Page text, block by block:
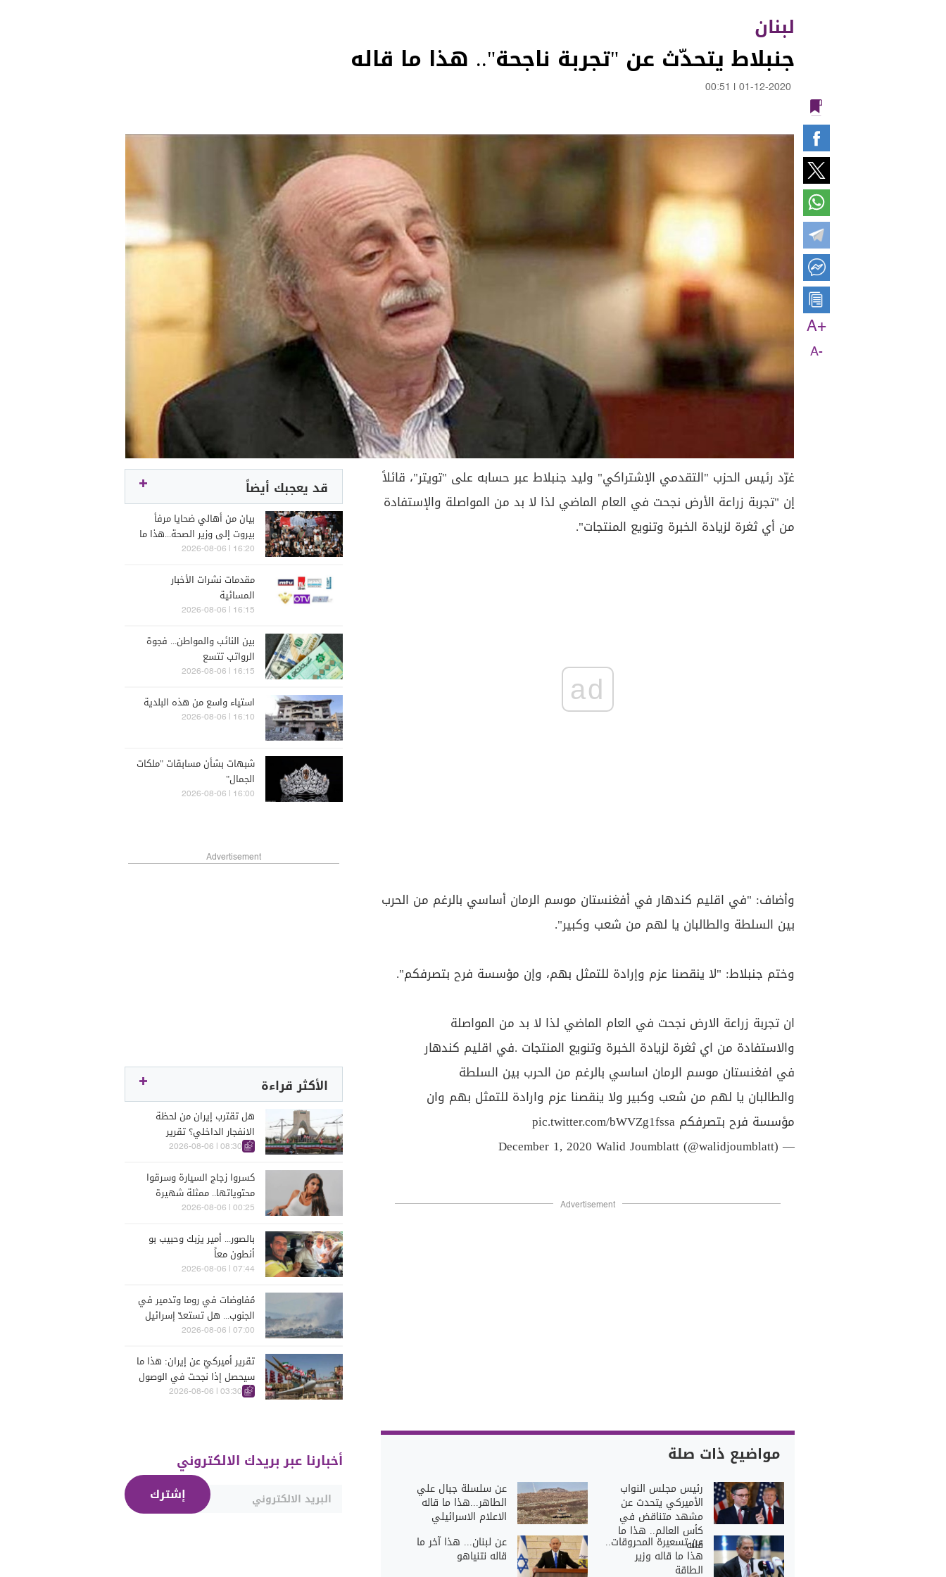
لبنان
جنبلاط يتحدّث عن "تجربة ناجحة".. هذا ما قاله
01-12-2020
00:51
A+
A-
غرّد رئيس الحزب "التقدمي الإشتراكي" وليد جنبلاط عبر حسابه على "تويتر"، قائلاً
إن "تجربة زراعة الأرض نجحت في العام الماضي لذا لا بد من المواصلة والإستفادة
من أي ثغرة لزيادة الخبرة وتنويع المنتجات".
ad
وأضاف: "في اقليم كندهار في أفغنستان موسم الرمان أساسي بالرغم من الحرب
بين السلطة والطالبان يا لهم من شعب وكبير".
وختم جنبلاط: "لا ينقصنا عزم وإرادة للتمثل بهم، وإن مؤسسة فرح بتصرفكم".
ان تجربة زراعة الارض نجحت في العام الماضي لذا لا بد من المواصلة
والاستفادة من اي ثغرة لزيادة الخبرة وتنويع المنتجات .في اقليم كندهار
في افغنستان موسم الرمان اساسي بالرغم من الحرب بين السلطة
والطالبان يا لهم من شعب وكبير ولا ينقصنا عزم وارادة للتمثل بهم وان
مؤسسة فرح بتصرفكم pic.twitter.com/bWVZg1fssa
— Walid Joumblatt (@walidjoumblatt)
December 1, 2020
Advertisement
مواضيع ذات صلة
رئيس مجلس النواب
الأميركي يتحدث عن
مشهد متناقض في
كأس العالم.. هذا ما
قاله
عن سلسلة جبال علي
الطاهر...هذا ما قاله
الاعلام الاسرائيلي
عن تسعيرة المحروقات..
هذا ما قاله وزير
الطاقة
عن لبنان... هذا آخر ما
قاله نتنياهو
قد يعجبك أيضاً
بيان من أهالي ضحايا مرفأ
بيروت إلى وزير الصحة...هذا ما
جاء فيه!
16:20 | 2026-08-06
مقدمات نشرات الأخبار
المسائية
16:15 | 2026-08-06
بين النائب والمواطن... فجوة
الرواتب تتسع
16:15 | 2026-08-06
استياء واسع من هذه البلدية
16:10 | 2026-08-06
شبهات بشأن مسابقات "ملكات
الجمال"
16:00 | 2026-08-06
Advertisement
الأكثر قراءة
هل تقترب إيران من لحظة
الانفجار الداخلي؟ تقرير
اسرائيلي يكشف الكواليس
08:30 | 2026-08-06
كسروا زجاج السيارة وسرقوا
محتوياتها.. ممثلة شهيرة
تتعرّض للسرقة في الرملة
00:25 | 2026-08-06
بالصور... أمير يزبك وحبيب بو
أنطون معاً
07:44 | 2026-08-06
مُفاوضات في روما وتدمير في
الجنوب... هل تستعدّ إسرائيل
للحرب؟
07:00 | 2026-08-06
تقرير أميركيّ عن إيران: هذا ما
سيحصل إذا نجحت في الوصول
إلى هذه الدولة الآسيويّة
03:30 | 2026-08-06
أخبارنا عبر بريدك الالكتروني
إشترك